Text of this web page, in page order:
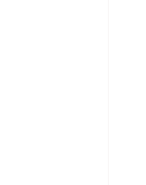
フ